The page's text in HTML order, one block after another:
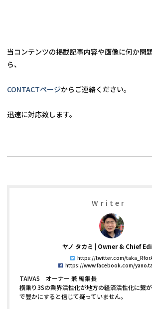
当コンテンツの掲載記事内容や画像に何か問
ら、
CONTACTページからご連絡ください。
Writer
ヤノ タカミ Owner & Chief
https://twitter.com/
https://www.facebook.com/
TAIVAS オーナー 兼 編集長
横乗り3Sの業界活性化が地方の経済活性化に繋
で豊かにすると信じて疑っていません。